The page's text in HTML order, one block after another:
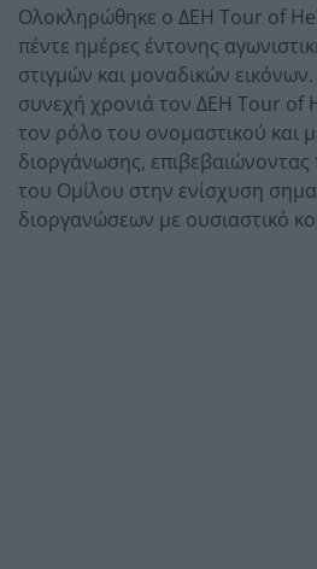
Ολοκληρώθηκε ο ΔΕΗ Tour of
πέντε ημέρες έντονης
στιγμών και μοναδικών
συνεχή χρονιά τον ΔΕΗ Tour of
τον ρόλο του ονομαστικού και
διοργάνωσης,
του Ομίλου στην ενίσχυση
διοργανώσεων με ουσιαστικό